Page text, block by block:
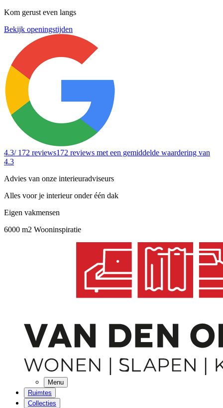
Kom gerust even langs
Bekijk openingstijden
4.3/ 172 reviews172 reviews met een gemiddelde waardering van
4.3
Advies van onze interieuradviseurs
Alles voor je interieur onder één dak
Eigen vakmensen
6000 m2 Wooninspiratie
Menu
Ruimtes
Collecties